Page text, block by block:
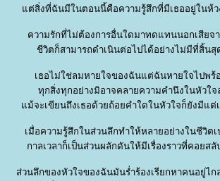
ต่สิ่งที่ฉันมีในตอนนี้คือความรู้สึกที่มีเธออยู่ในห้ว
ความรักที่ไม่ต้องการอื่นใดมาทดแทนนอกเสียจ
ชีวิตก็สามารถดำเนินต่อไปได้อย่างไม่มีที่สิ้นสุ
เธอไม่ใช่ลมหายใจของฉันแต่ฉันหายใจไปพร้
ทุกสิ่งทุกอย่างมิอาจคลายความคำนึงในหัวใจ
ม้จะเขียนถึงเธอด้วยถ้อยคำใดในหัวใจก็ยังมีแต่เ
เมื่อความรู้สึกในส่วนลึกทำให้หลายอย่างในชีวิต
กาลเวลาก็เป็นส่วนผลักดันให้มีเรื่องราวที่คอยส
ส่วนลึกของหัวใจของฉันมันร่ำร้องเรียกหาคนอยู่ไก